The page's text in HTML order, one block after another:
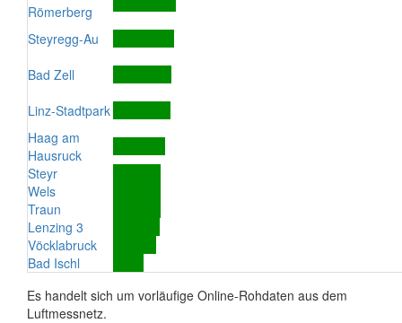
Römerberg
Steyregg-Au
Bad Zell
Linz-Stadtpark
Haag am
Hausruck
Steyr
Wels
Traun
Lenzing 3
Vöcklabruck
Bad Ischl
Es handelt sich um vorläufige Online-Rohdaten aus dem
Luftmessnetz.